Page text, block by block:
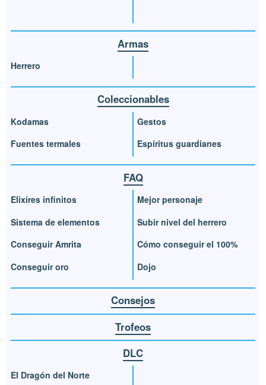
Armas
Herrero
Coleccionables
Kodamas
Fuentes termales
Gestos
Espíritus guardianes
FAQ
Elixires infinitos
Sistema de elementos
Conseguir Amrita
Conseguir oro
Mejor personaje
Subir nivel del herrero
Cómo conseguir el 100%
Dojo
Consejos
Trofeos
DLC
El Dragón del Norte